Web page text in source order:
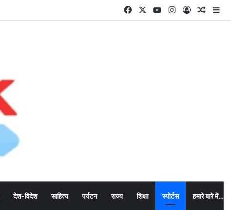
FacebookYouTubeInstagram
Log In
देश-विदेश साहित्य पर्यटन राज्य शिक्षा स्पोर्टस हमारे बारे में…